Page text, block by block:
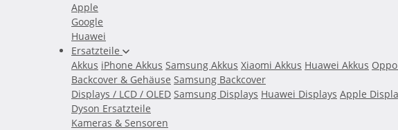
Apple
Google
Huawei
Ersatzteile
Akkus iPhone Akkus Samsung Akkus Xiaomi Akkus Huawei Akkus
Backcover & Gehäuse Samsung Backcover
Displays / LCD / OLED Samsung Displays Huawei Displays Apple
Dyson Ersatzteile
Kameras & Sensoren